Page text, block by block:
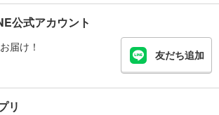
公式アカウント
届け！
友だち追加
リ